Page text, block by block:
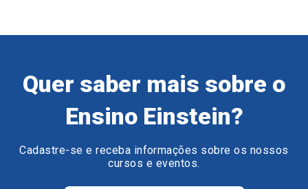
Quer saber mais sobre o
Ensino Einstein?
Cadastre-se e receba informações sobre os nossos
cursos e eventos.